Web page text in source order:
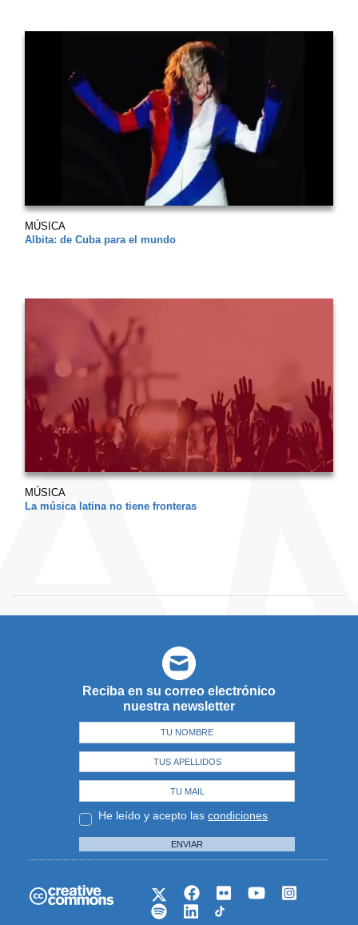
MÚSICA
Albita: de Cuba para el mundo
MÚSICA
La música latina no tiene fronteras
Reciba en su correo electrónico
nuestra newsletter
He leído y acepto las condiciones
ENVIAR